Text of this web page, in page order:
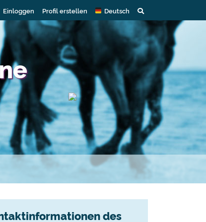
Einloggen Profil erstellen Deutsch
des